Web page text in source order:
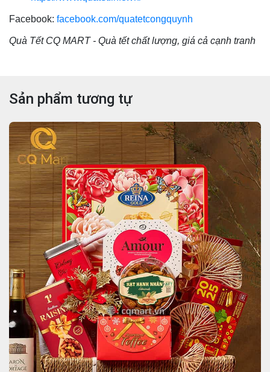
Facebook: facebook.com/quatetcongquynh
Quà Tết CQ MART - Quà tết chất lượng, giá cả cạnh tranh
Sản phẩm tương tự